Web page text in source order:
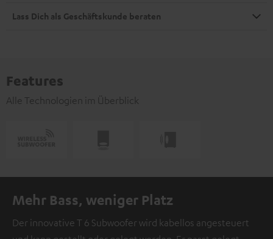
Lass Dich als Geschäftskunde beraten
Features
Alle Technologien im Überblick
Mehr Bass, weniger Platz
Der innovative T 6 Subwoofer wird kabellos angesteuert